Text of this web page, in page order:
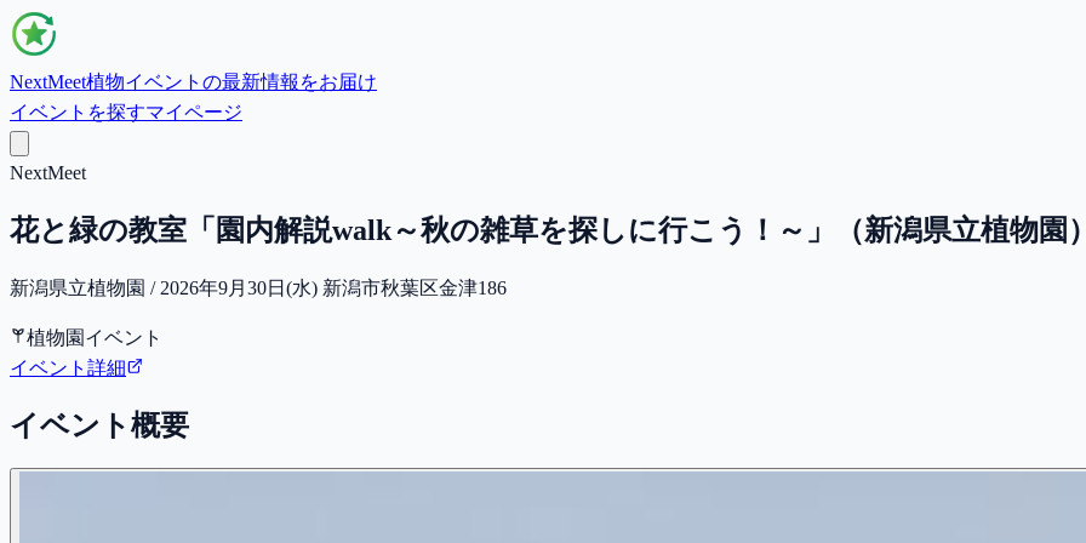
NextMeet植物イベントの最新情報をお届け
イベントを探すマイページ
NextMeet
花と緑の教室「園内解説walk～秋の雑草を探しに行こう！～」（新潟県立植物園
新潟県立植物園 / 2026年9月30日(水) 新潟市秋葉区金津186
植物園イベント
イベント詳細
イベント概要